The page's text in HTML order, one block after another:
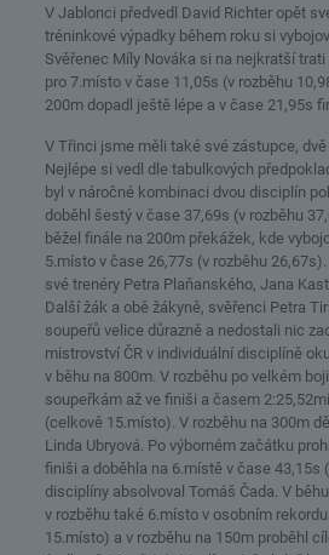
V Jablonci předvedl David Richter opět
tréninkové výpadky během roku si
Svěřenec Míly Nováka si na nejkratší
pro 7.místo v čase 11,05s (v rozběhu
200m dopadl ještě lépe a v čase 21,95s
V Třinci jsme měli také své zástupce,
Nejlépe si vedl dle tabulkových
byl v náročné kombinaci dvou disciplín
doběhl šestý v čase 37,69s (v rozběhu
běžel finále na 200m překážek, kde
5.místo v čase 26,77s (v rozběhu
své trenéry Petra Plaňanského, Jana
Další žák a obě žákyně, svěřenci Petra
soupeřů velice důrazně a nedostali nic
mistrovství ČR v individuální disciplíně
v běhu na 800m. V rozběhu po velkém
soupeřkám až ve finiši a časem
(celkově 15.místo). V rozběhu na 300m
Linda Ubryová. Po výborném začátku
finiši a doběhla na 6.místě v čase 43,15s
disciplíny absolvoval Tomáš Čada. V
v rozběhu také 6.místo v osobním
15.místo) a v rozběhu na 150m proběhl